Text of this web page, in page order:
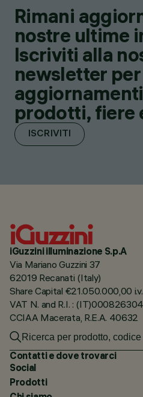
Rimani
nostre ultime
Iscriviti alla
newsletter
prodotti, fiere
ISCRIVITI
iGuzzini illuminazione S.p.A
Via Mariano Guzzini 37
62019 Recanati (Italy)
Share Capital €21.050.000,00 i.v.
VAT N. and R.I. :
CCIAA Macerata, R.E.A. 40632
Contatti e dove trovarci
Social
Prodotti